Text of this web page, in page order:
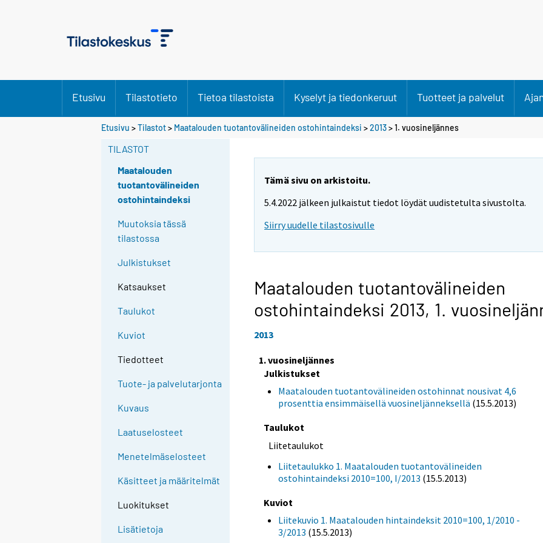
Etusivu Tilastotieto Tietoa tilastoista Kyselyt ja tiedonkeruut Tuotteet ja palvelut
Etusivu >Tilastot> Maatalouden tuotantovälineiden ostohintaindeksi >2013>1. vuosineljännes
TILASTOT
Maatalouden
tuotantovälineiden
ostohintaindeksi
Muutoksia tässä
tilastossa
Julkistukset
Katsaukset
Taulukot
Kuviot
Tiedotteet
Tuote- ja palvelutarjonta
Kuvaus
Laatuselosteet
Menetelmäselosteet
Käsitteet ja määritelmät
Luokitukset
Lisätietoja
Tämä sivu on arkistoitu.
5.4.2022 jälkeen julkaistut tiedot löydät uudistetulta sivustolta.
Siirry uudelle tilastosivulle
Maatalouden tuotantovälineiden
ostohintaindeksi 2013, 1.
2013
1. vuosineljännes
Julkistukset
Maatalouden tuotantovälineiden ostohinnat nousivat 4,6
prosenttia ensimmäisellä vuosineljänneksellä (15.5.2013)
Taulukot
Liitetaulukot
Liitetaulukko 1. Maatalouden tuotantovälineiden
ostohintaindeksi 2010=100, I/2013 (15.5.2013)
Kuviot
Liitekuvio 1. Maatalouden hintaindeksit 2010=100, 1/2010 -
3/2013 (15.5.2013)